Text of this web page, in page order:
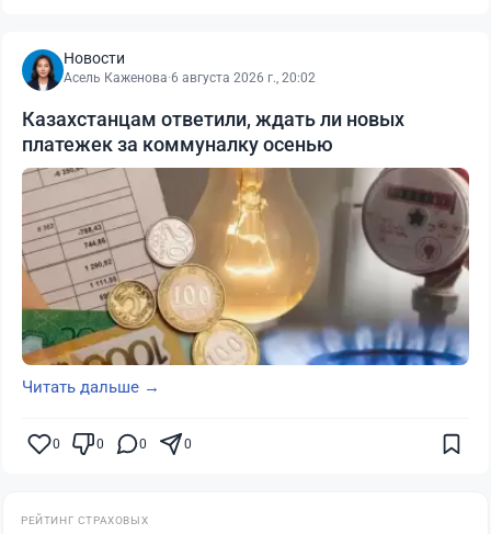
Новости
Асель Каженова·6 августа 2026 г., 20:02
Казахстанцам ответили, ждать ли новых
платежек за коммуналку осенью
Читать дальше →
0 0 0 0
РЕЙТИНГ СТРАХОВЫХ